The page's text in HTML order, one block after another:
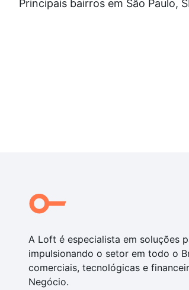
Principais bairros em São Paulo,
A Loft é especialista em soluções
impulsionando o setor em todo o
comerciais, tecnológicas e
Negócio.